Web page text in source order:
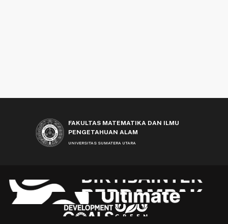
FAKULTAS MATEMATIKA DAN ILMU
PENGETAHUAN ALAM
UNIVERSITAS SUMATERA UTARA